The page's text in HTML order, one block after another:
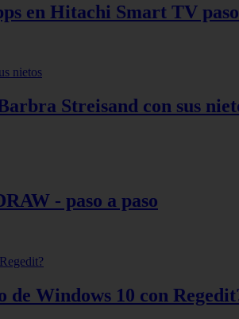
en Hitachi Smart TV paso
Streisand con sus
- paso a paso
Windows 10 con